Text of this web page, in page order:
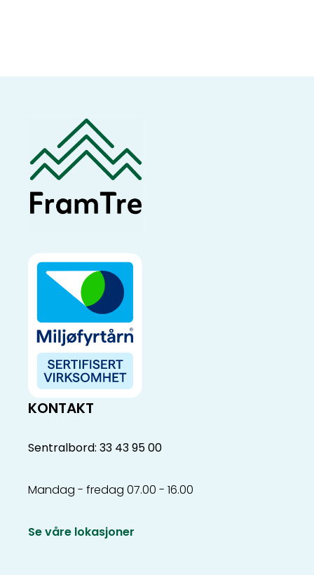
KONTAKT
Sentralbord: 33 43 95 00
Mandag - fredag 07.00 - 16.00
Se våre lokasjoner